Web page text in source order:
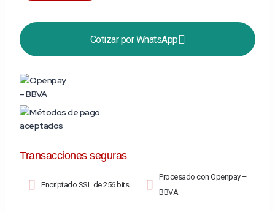
Cotizar por WhatsApp
Transacciones seguras
Encriptado SSL de 256 bits
Procesado con Openpay –
BBVA